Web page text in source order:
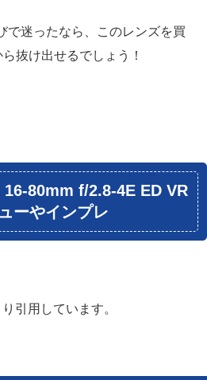
で迷ったなら、このレンズを買
抜け出せるでしょう！
80mm f/2.8-4E ED VR
ーやインプレ
り引用しています。